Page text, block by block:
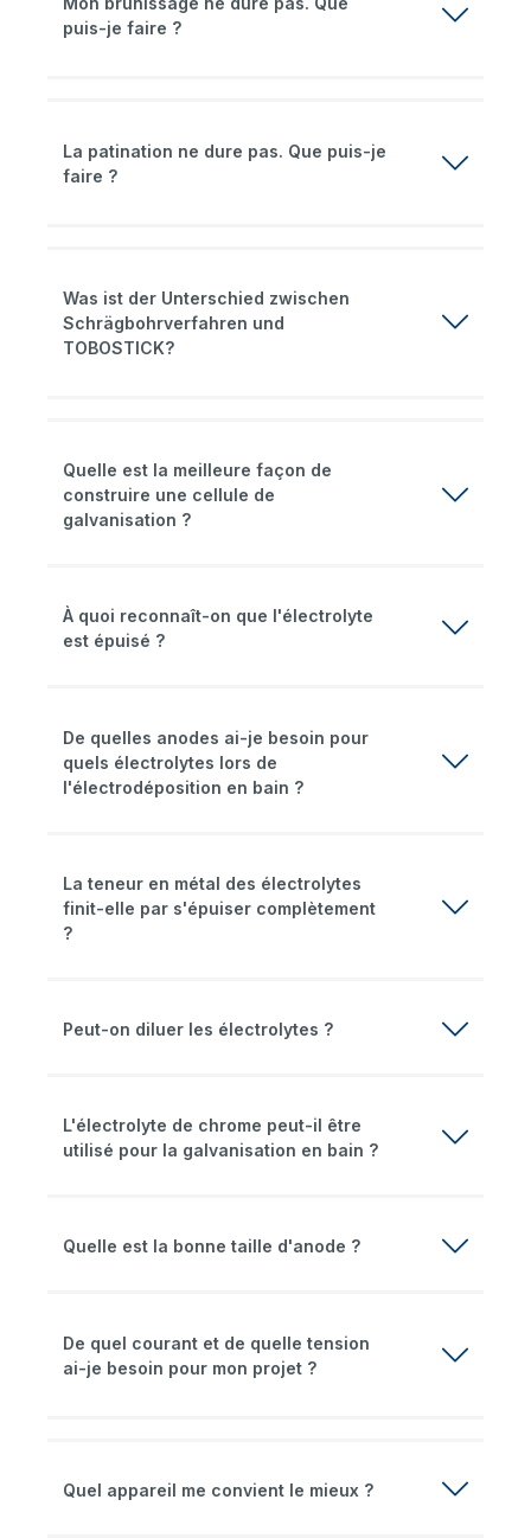
puis-je faire ?
La patination ne dure pas. Que puis-je
faire ?
Was ist der Unterschied zwischen
Schrägbohrverfahren und
TOBOSTICK?
Quelle est la meilleure façon de
construire une cellule de
galvanisation ?
À quoi reconnaît-on que l'électrolyte
est épuisé ?
De quelles anodes ai-je besoin pour
quels électrolytes lors de
l'électrodéposition en bain ?
La teneur en métal des électrolytes
finit-elle par s'épuiser complètement
?
Peut-on diluer les électrolytes ?
L'électrolyte de chrome peut-il être
utilisé pour la galvanisation en bain ?
Quelle est la bonne taille d'anode ?
De quel courant et de quelle tension
ai-je besoin pour mon projet ?
Quel appareil me convient le mieux ?